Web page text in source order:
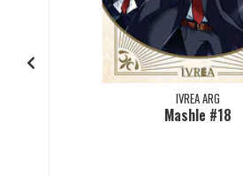
IVREA ARG
Mashle #18